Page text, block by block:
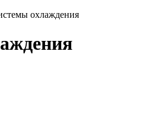
охлаждения